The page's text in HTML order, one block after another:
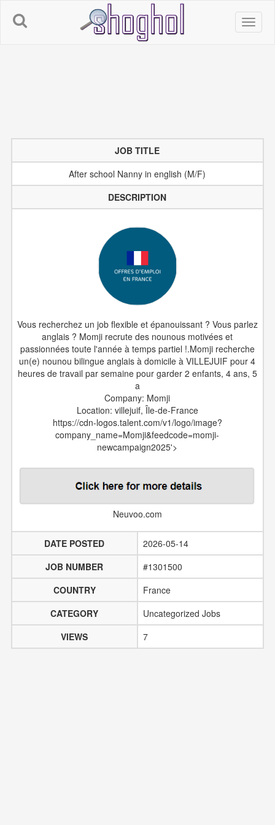
JOB TITLE
After school Nanny in english (M/F)
DESCRIPTION
Vous recherchez un job flexible et épanouissant ? Vous parlez
anglais ? Momji recrute des nounous motivées et
passionnées toute l'année à temps partiel !.Momji recherche
un(e) nounou bilingue anglais à domicile à VILLEJUIF pour 4
heures de travail par semaine pour garder 2 enfants, 4 ans, 5
a
Company: Momji
Location: villejuif, Île-de-France
https://cdn-logos.talent.com/v1/logo/image?
company_name=Momji&feedcode=momji-
newcampaign2025'>
Neuvoo.com
DATE POSTED
2026-05-14
JOB NUMBER
#1301500
COUNTRY
France
CATEGORY
Uncategorized Jobs
VIEWS
7